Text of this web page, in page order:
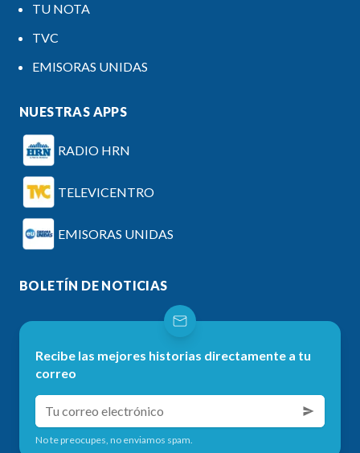
TU NOTA
TVC
EMISORAS UNIDAS
NUESTRAS APPS
RADIO HRN
TELEVICENTRO
EMISORAS UNIDAS
BOLETÍN DE NOTICIAS
Recibe las mejores historias directamente a tu
correo
No te preocupes, no enviamos spam.